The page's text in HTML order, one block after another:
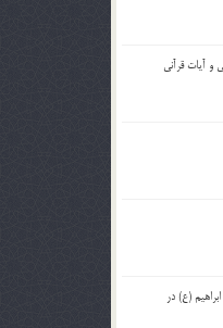
آیات قرآنی
(ع) در